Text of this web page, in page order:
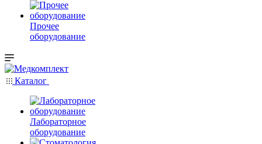
Прочее
оборудование
Каталог
Лабораторное
оборудование